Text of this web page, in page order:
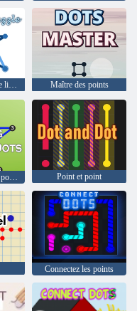
Puzzle de forme de ligne Maître des points
Formes à l'aide de points Point et point
Connectez les points